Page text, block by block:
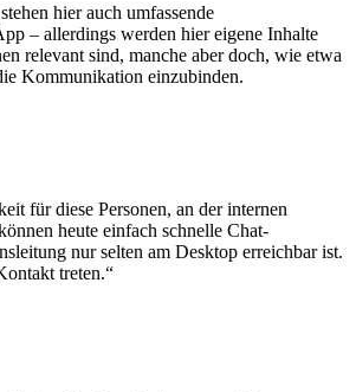
hier auch umfassende
– allerdings werden hier eigene Inhalte
relevant sind, manche aber doch, wie etwa
Kommunikation einzubinden.
für diese Personen, an der internen
heute einfach schnelle Chat-
nur selten am Desktop erreichbar ist.
treten.“